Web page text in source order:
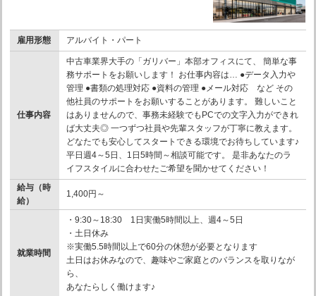
雇用形態 アルバイト・パート
仕事内容
中古車業界大手の「ガリバー」本部オフィスにて、 簡単な事
務サポートをお願いします！ お仕事内容は… ●データ入力や
管理 ●書類の処理対応 ●資料の管理 ●メール対応 など その
他社員のサポートをお願いすることがあります。 難しいこと
はありませんので、事務未経験でもPCでの文字入力ができれ
ば大丈夫◎ 一つずつ社員や先輩スタッフが丁寧に教えます。
どなたでも安心してスタートできる環境でお待ちしています♪
平日週4～5日、1日5時間～相談可能です。 是非あなたのラ
イフスタイルに合わせたご希望を聞かせてください！
給与（時
給）
1,400円～
就業時間
・9:30～18:30 1日実働5時間以上、週4～5日
・土日休み
※実働5.5時間以上で60分の休憩が必要となります
土日はお休みなので、趣味やご家庭とのバランスを取りなが
ら、
あなたらしく働けます♪